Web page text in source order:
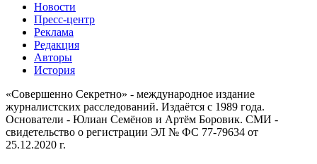
Новости
Пресс-центр
Реклама
Редакция
Авторы
История
«Совершенно Секретно» - международное издание
журналистских расследований. Издаётся с 1989 года.
Основатели - Юлиан Семёнов и Артём Боровик. CМИ -
свидетельство о регистрации ЭЛ № ФС 77-79634 от
25.12.2020 г.